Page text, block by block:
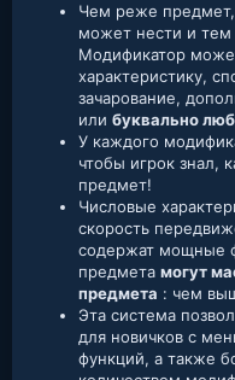
Чем реже
может нести и тем
Модификатор
характеристику,
зачарование,
или буквально
У каждого
чтобы игрок знал,
предмет!
Числовые
скорость
содержат мощные
предмета могут
предмета : чем
Эта система
для новичков с
функций, а также